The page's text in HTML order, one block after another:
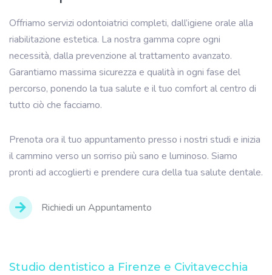
Offriamo servizi odontoiatrici completi, dall’igiene orale alla
riabilitazione estetica. La nostra gamma copre ogni
necessità, dalla prevenzione al trattamento avanzato.
Garantiamo massima sicurezza e qualità in ogni fase del
percorso, ponendo la tua salute e il tuo comfort al centro di
tutto ciò che facciamo.
Prenota ora il tuo appuntamento presso i nostri studi e inizia
il cammino verso un sorriso più sano e luminoso. Siamo
pronti ad accoglierti e prendere cura della tua salute dentale.
Richiedi un Appuntamento
Studio dentistico a Firenze e Civitavecchia